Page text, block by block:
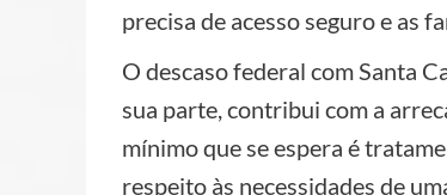
precisa de acesso seguro e as
O descaso federal com Santa
sua parte, contribui com a
mínimo que se espera é
respeito às necessidades de